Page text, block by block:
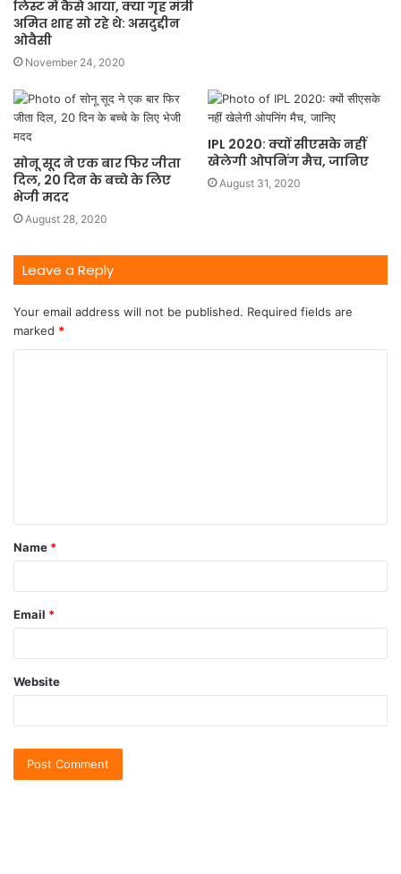
लिस्ट में कैसे आया, क्या गृह मंत्री
अमित शाह सो रहे थे: असदुद्दीन
ओवैसी
November 24, 2020
सोनू सूद ने एक बार फिर जीता
दिल, 20 दिन के बच्चे के लिए
भेजी मदद
August 28, 2020
IPL 2020: क्यों सीएसके नहीं
खेलेगी ओपनिंग मैच, जानिए
August 31, 2020
Leave a Reply
Your email address will not be published. Required fields are
marked *
Name *
Email *
Website